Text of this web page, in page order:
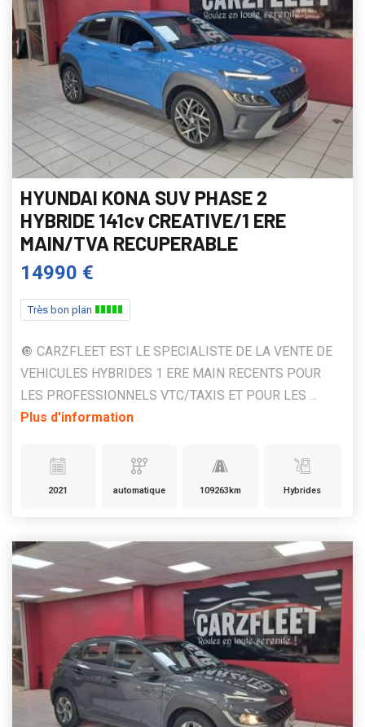
HYUNDAI KONA SUV PHASE 2
HYBRIDE 141cv CREATIVE/1 ERE
MAIN/TVA RECUPERABLE
14990 €
Très bon plan
🔘 CARZFLEET EST LE SPECIALISTE DE LA VENTE DE
VEHICULES HYBRIDES 1 ERE MAIN RECENTS POUR
LES PROFESSIONNELS VTC/TAXIS ET POUR LES ...
Plus d'information
2021 automatique 109263km Hybrides